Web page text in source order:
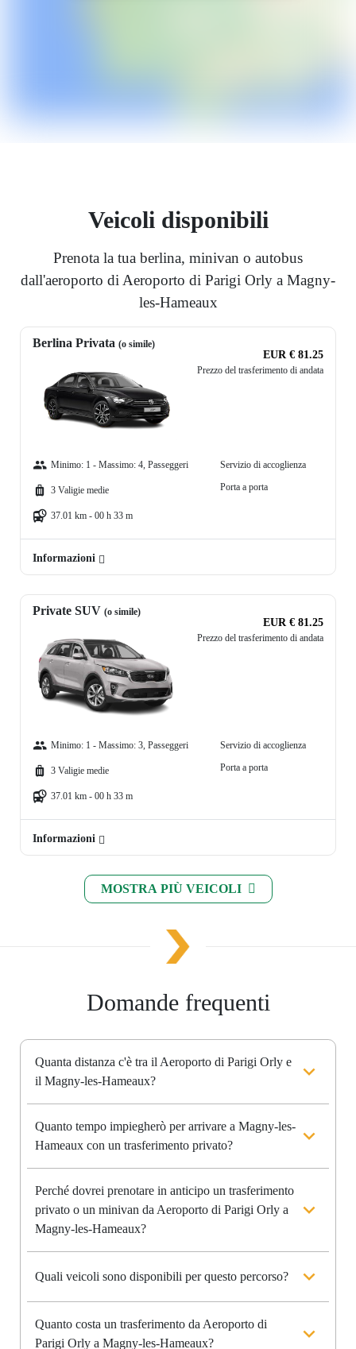
Veicoli disponibili
Prenota la tua berlina, minivan o autobus
dall'aeroporto di Aeroporto di Parigi Orly a Magny-
les-Hameaux
Berlina Privata (o simile)
EUR € 81.25
Prezzo del trasferimento di andata
Minimo: 1 - Massimo: 4, Passeggeri
3 Valigie medie
37.01 km - 00 h 33 m
Servizio di accoglienza
Porta a porta
Informazioni
Private SUV (o simile)
EUR € 81.25
Prezzo del trasferimento di andata
Minimo: 1 - Massimo: 3, Passeggeri
3 Valigie medie
37.01 km - 00 h 33 m
Servizio di accoglienza
Porta a porta
Informazioni
MOSTRA PIÙ VEICOLI
Domande frequenti
Quanta distanza c'è tra il Aeroporto di Parigi Orly e
il Magny-les-Hameaux?
Quanto tempo impiegherò per arrivare a Magny-les-
Hameaux con un trasferimento privato?
Perché dovrei prenotare in anticipo un trasferimento
privato o un minivan da Aeroporto di Parigi Orly a
Magny-les-Hameaux?
Quali veicoli sono disponibili per questo percorso?
Quanto costa un trasferimento da Aeroporto di
Parigi Orly a Magny-les-Hameaux?